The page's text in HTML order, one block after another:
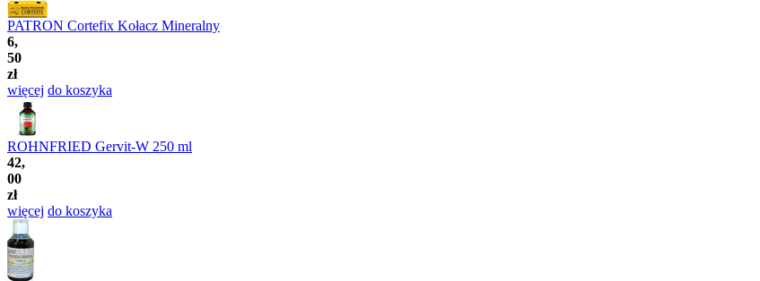
PATRON Cortefix Kołacz Mineralny
6,
50
zł
więcej do koszyka
ROHNFRIED Gervit-W 250 ml
42,
00
zł
więcej do koszyka